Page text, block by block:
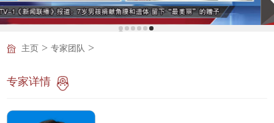
主页> 专家团队 >
专家详情